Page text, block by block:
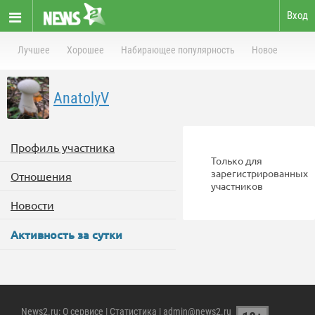
Вход
Лучшее Хорошее Набирающее популярность Новое
AnatolyV
Профиль участника
Отношения
Новости
Активность за сутки
Только для
зарегистрированных
участников
News2.ru: О сервисе | Статистика | admin@news2.ru